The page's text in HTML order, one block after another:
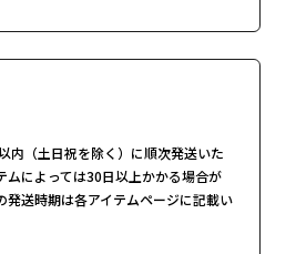
内（土日祝を除く）に順次発送いた
ムによっては30日以上かかる場合が
発送時期は各アイテムページに記載い